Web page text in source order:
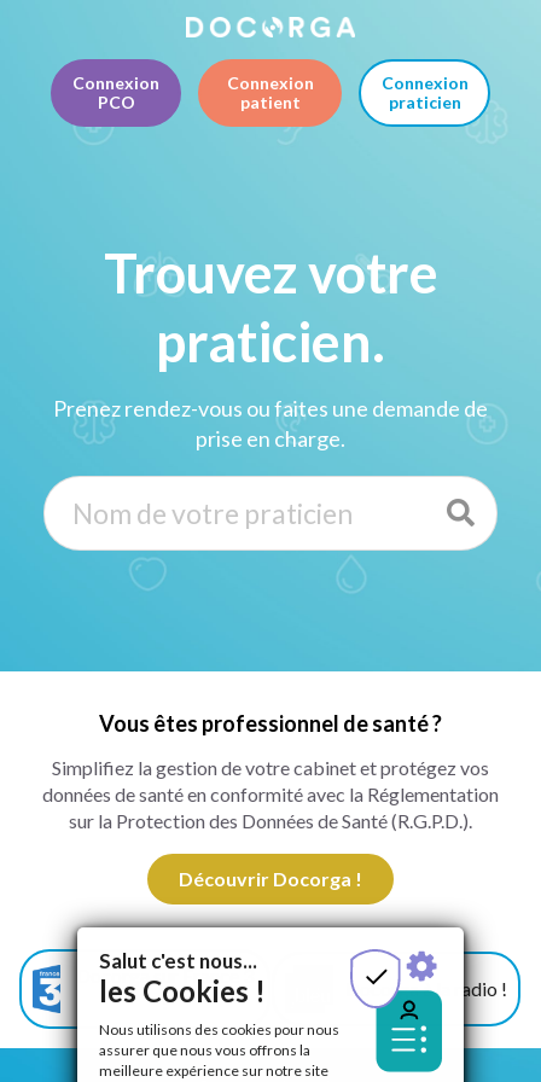
Connexion
PCO
Connexion
patient
Connexion
praticien
Trouvez votre
praticien.
Prenez rendez-vous ou faites une demande de
prise en charge.
Vous êtes professionnel de santé ?
Simplifiez la gestion de votre cabinet et protégez vos
données de santé en conformité avec la Réglementation
sur la Protection des Données de Santé (R.G.P.D.).
Découvrir Docorga !
Docorga sur France 3
!
Docorga à la radio !
Salut c'est nous...
les Cookies !
Nous utilisons des cookies pour nous
assurer que nous vous offrons la
meilleure expérience sur notre site